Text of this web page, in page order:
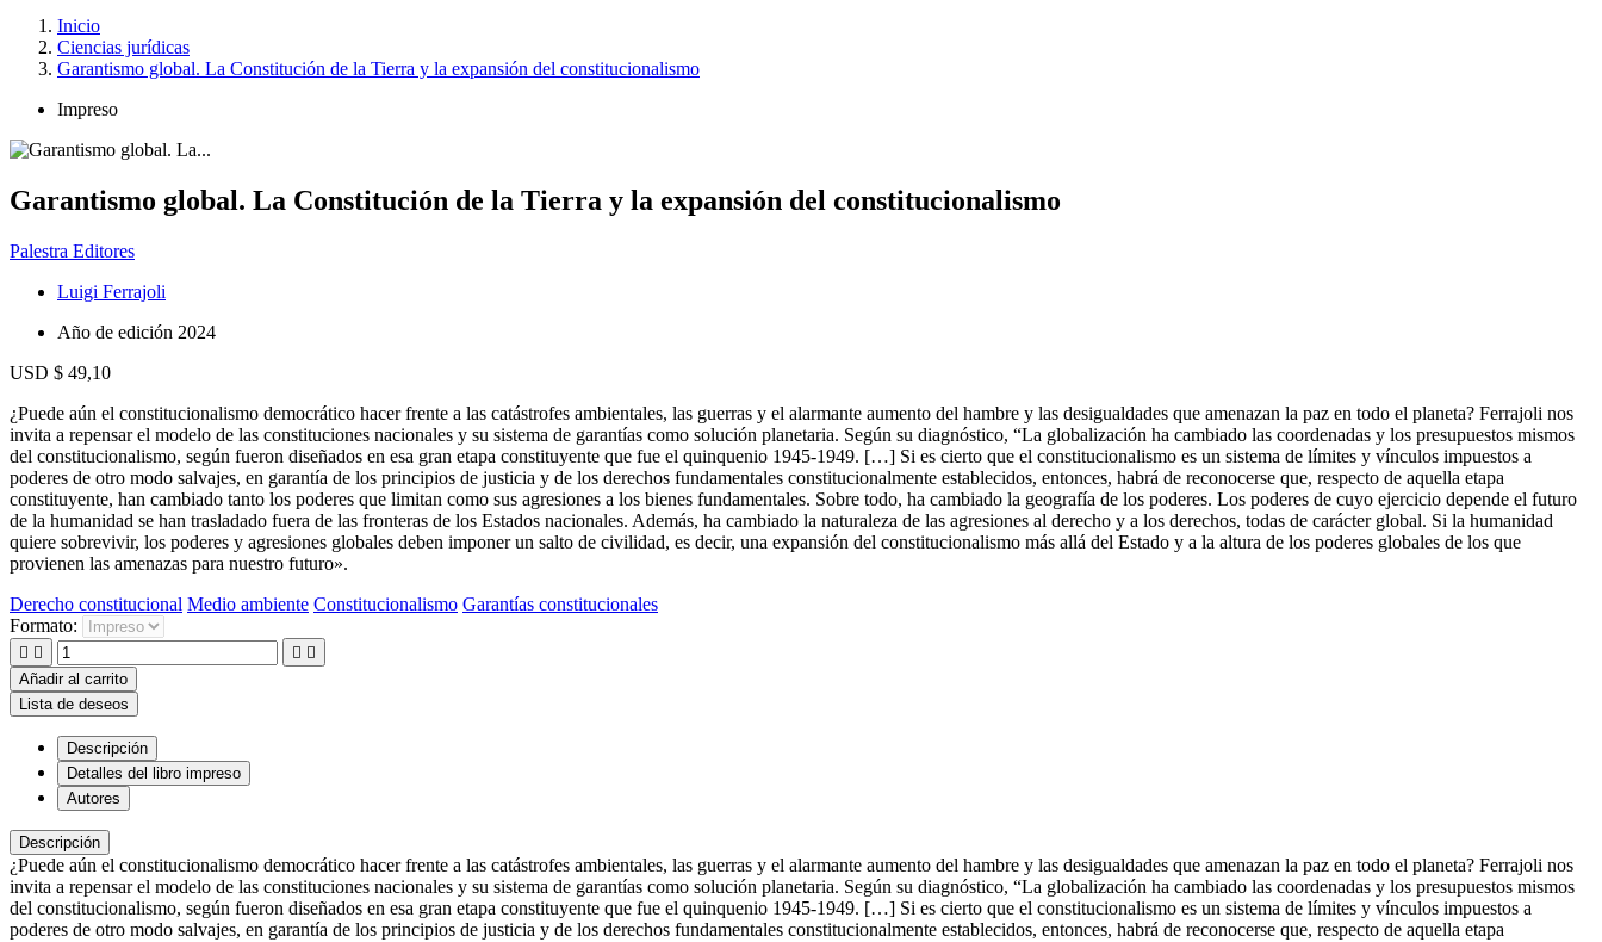
Inicio
Ciencias jurídicas
Garantismo global. La Constitución de la Tierra y la expansión del constitucionalismo
Impreso
Garantismo global. La Constitución de la Tierra y la expansión del constitucionalismo
Palestra Editores
Luigi Ferrajoli
Año de edición 2024
USD $ 49,10
¿Puede aún el constitucionalismo democrático hacer frente a las catástrofes ambientales, las guerras y el alarmante aumento del hambre y las desigualdades que amenazan la paz en todo el planeta? Ferrajoli nos
invita a repensar el modelo de las constituciones nacionales y su sistema de garantías como solución planetaria. Según su diagnóstico, “La globalización ha cambiado las coordenadas y los presupuestos mismos
del constitucionalismo, según fueron diseñados en esa gran etapa constituyente que fue el quinquenio 1945-1949. […] Si es cierto que el constitucionalismo es un sistema de límites y vínculos impuestos a
poderes de otro modo salvajes, en garantía de los principios de justicia y de los derechos fundamentales constitucionalmente establecidos, entonces, habrá de reconocerse que, respecto de aquella etapa
constituyente, han cambiado tanto los poderes que limitan como sus agresiones a los bienes fundamentales. Sobre todo, ha cambiado la geografía de los poderes. Los poderes de cuyo ejercicio depende el futuro
de la humanidad se han trasladado fuera de las fronteras de los Estados nacionales. Además, ha cambiado la naturaleza de las agresiones al derecho y a los derechos, todas de carácter global. Si la humanidad
quiere sobrevivir, los poderes y agresiones globales deben imponer un salto de civilidad, es decir, una expansión del constitucionalismo más allá del Estado y a la altura de los poderes globales de los que
provienen las amenazas para nuestro futuro».
Derecho constitucional Medio ambiente Constitucionalismo Garantías constitucionales
Formato:
   
Añadir al carrito
Lista de deseos
Descripción
Detalles del libro impreso
Autores
Descripción
¿Puede aún el constitucionalismo democrático hacer frente a las catástrofes ambientales, las guerras y el alarmante aumento del hambre y las desigualdades que amenazan la paz en todo el planeta? Ferrajoli nos
invita a repensar el modelo de las constituciones nacionales y su sistema de garantías como solución planetaria. Según su diagnóstico, “La globalización ha cambiado las coordenadas y los presupuestos mismos
del constitucionalismo, según fueron diseñados en esa gran etapa constituyente que fue el quinquenio 1945-1949. […] Si es cierto que el constitucionalismo es un sistema de límites y vínculos impuestos a
poderes de otro modo salvajes, en garantía de los principios de justicia y de los derechos fundamentales constitucionalmente establecidos, entonces, habrá de reconocerse que, respecto de aquella etapa